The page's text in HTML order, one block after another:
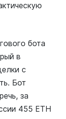
бота
в
с
Бот
за
455 ETH